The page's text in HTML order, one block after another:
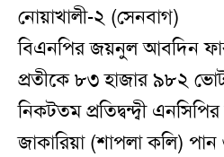
নোয়াখালী-২ (সেনবাগ)
বিএনপির জয়নুল আবদিন
প্রতীকে ৮৩ হাজার ৯৮২
নিকটতম প্রতিদ্বন্দ্বী
জাকারিয়া (শাপলা কলি)